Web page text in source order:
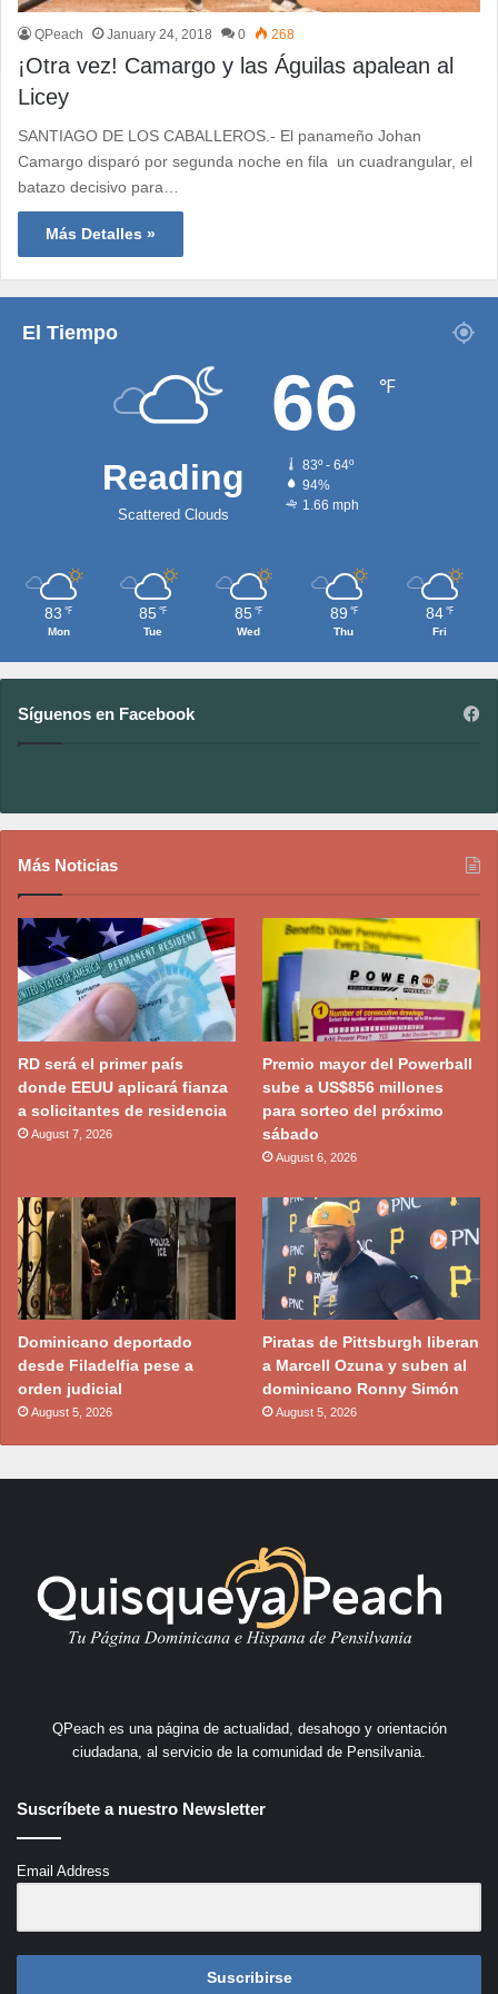
QPeach January 24, 2018 0 268
¡Otra vez! Camargo y las Águilas apalean al
Licey
SANTIAGO DE LOS CABALLEROS.- El panameño Johan
Camargo disparó por segunda noche en fila un cuadrangular, el
batazo decisivo para…
Más Detalles »
El Tiempo
Reading
Scattered Clouds
66 ℉
83º - 64º
94%
1.66 mph
83 ℉
Mon
85 ℉
Tue
85 ℉
Wed
89 ℉
Thu
84 ℉
Fri
Síguenos en Facebook
Más Noticias
RD será el primer país
donde EEUU aplicará fianza
a solicitantes de residencia
August 7, 2026
Premio mayor del Powerball
sube a US$856 millones
para sorteo del próximo
sábado
August 6, 2026
Dominicano deportado
desde Filadelfia pese a
orden judicial
August 5, 2026
Piratas de Pittsburgh liberan
a Marcell Ozuna y suben al
dominicano Ronny Simón
August 5, 2026
QPeach es una página de actualidad, desahogo y orientación
ciudadana, al servicio de la comunidad de Pensilvania.
Suscríbete a nuestro Newsletter
Email Address
Suscribirse